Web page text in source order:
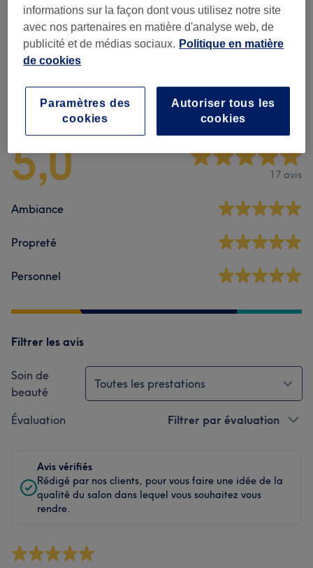
Massage Classique (6) à partir de 30 €
Massage Équilibre (1) 85 €
Avis sur l'établissement
5,0 17 avis
Ambiance
Propreté
Personnel
Filtrer les avis
Soin de
beauté
Toutes les prestations
Évaluation Filtrer par évaluation
Avis vérifiés
Rédigé par nos clients, pour vous faire une idée de la
qualité du salon dans lequel vous souhaitez vous
rendre.
informations sur la façon dont vous utilisez notre site
avec nos partenaires en matière d'analyse web, de
publicité et de médias sociaux. Politique en matière
de cookies
Autoriser tous les
cookies
Paramètres des
cookies